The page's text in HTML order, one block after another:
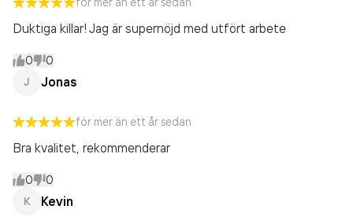
Duktiga killar! Jag är supernöjd med utfört arbete
0 0
J Jonas
för mer än ett år sedan
Bra kvalitet, rekommenderar
0 0
K Kevin